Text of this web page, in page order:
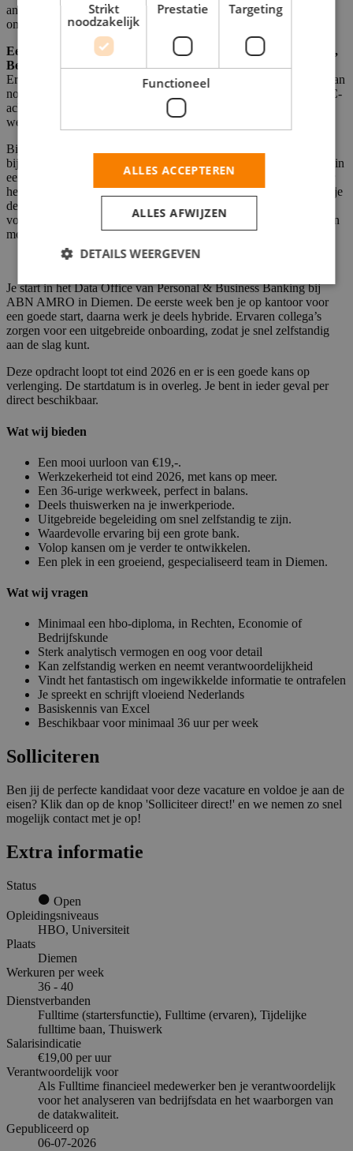
anders is. Je werkt secuur, leert snel en voelt je prettig in een
omgeving waar kwaliteit belangrijker is dan snelheid.
Een hbo- of wo-opleiding, bijvoorbeeld in de richting Rechten,
Bedrijfskunde of Economie, is vereist voor deze functie
Ervaring met Excel is belangrijk. Heb je net je diploma op zak? Dan
nodigen we je ook uit om te solliciteren. Kandidaten met een KYC-
achtergrond zijn voor deze functie minder passend, omdat de
werkzaamheden en manier van beoordelen sterk verschillen.
Bij ABN AMRO in Diemen werk je mee aan projecten die direct
bijdragen aan de financiële stabiliteit van de bank. Je komt terecht in
een ambitieus team waar kwaliteit centraal staat en collega's elkaar
helpen om snel kennis op te bouwen. Tijdens deze opdracht werk je
deels op kantoor en deels vanuit huis. De eerste week ben je
volledig op kantoor voor je inwerkperiode, waarna hybride werken
mogelijk is.
Je start in het Data Office van Personal & Business Banking bij
ABN AMRO in Diemen. De eerste week ben je op kantoor voor
een goede start, daarna werk je deels hybride. Ervaren collega’s
zorgen voor een uitgebreide onboarding, zodat je snel zelfstandig
aan de slag kunt.
Deze opdracht loopt tot eind 2026 en er is een goede kans op
verlenging. De startdatum is in overleg. Je bent in ieder geval per
direct beschikbaar.
Wat wij bieden
Een mooi uurloon van €19,-.
Werkzekerheid tot eind 2026, met kans op meer.
Een 36-urige werkweek, perfect in balans.
Deels thuiswerken na je inwerkperiode.
Uitgebreide begeleiding om snel zelfstandig te zijn.
Waardevolle ervaring bij een grote bank.
Volop kansen om je verder te ontwikkelen.
Een plek in een groeiend, gespecialiseerd team in Diemen.
Wat wij vragen
Minimaal een hbo-diploma, in Rechten, Economie of
Bedrijfskunde
Sterk analytisch vermogen en oog voor detail
Kan zelfstandig werken en neemt verantwoordelijkheid
Vindt het fantastisch om ingewikkelde informatie te ontrafelen
Je spreekt en schrijft vloeiend Nederlands
Basiskennis van Excel
Beschikbaar voor minimaal 36 uur per week
Solliciteren
Ben jij de perfecte kandidaat voor deze vacature en voldoe je aan de
eisen? Klik dan op de knop 'Solliciteer direct!' en we nemen zo snel
mogelijk contact met je op!
Extra informatie
Status
Open
Opleidingsniveaus
HBO, Universiteit
Plaats
Diemen
Werkuren per week
36 - 40
Dienstverbanden
Fulltime (startersfunctie), Fulltime (ervaren), Tijdelijke
fulltime baan, Thuiswerk
Salarisindicatie
€19,00 per uur
Verantwoordelijk voor
Als Fulltime financieel medewerker ben je verantwoordelijk
voor het analyseren van bedrijfsdata en het waarborgen van
de datakwaliteit.
Gepubliceerd op
06-07-2026
Strikt
noodzakelijk
Prestatie Targeting
Functioneel
ALLES ACCEPTEREN
ALLES AFWIJZEN
DETAILS WEERGEVEN